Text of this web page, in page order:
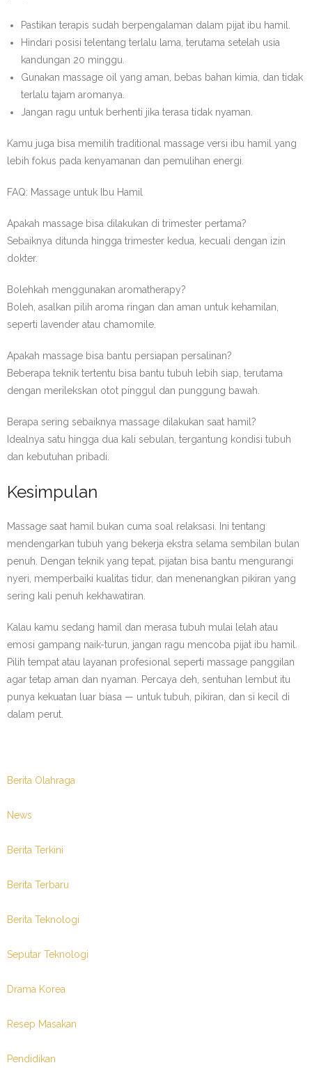
Pastikan terapis sudah berpengalaman dalam pijat ibu hamil.
Hindari posisi telentang terlalu lama, terutama setelah usia
kandungan 20 minggu.
Gunakan massage oil yang aman, bebas bahan kimia, dan tidak
terlalu tajam aromanya.
Jangan ragu untuk berhenti jika terasa tidak nyaman.
Kamu juga bisa memilih traditional massage versi ibu hamil yang
lebih fokus pada kenyamanan dan pemulihan energi.
FAQ: Massage untuk Ibu Hamil
Apakah massage bisa dilakukan di trimester pertama?
Sebaiknya ditunda hingga trimester kedua, kecuali dengan izin
dokter.
Bolehkah menggunakan aromatherapy?
Boleh, asalkan pilih aroma ringan dan aman untuk kehamilan,
seperti lavender atau chamomile.
Apakah massage bisa bantu persiapan persalinan?
Beberapa teknik tertentu bisa bantu tubuh lebih siap, terutama
dengan merilekskan otot pinggul dan punggung bawah.
Berapa sering sebaiknya massage dilakukan saat hamil?
Idealnya satu hingga dua kali sebulan, tergantung kondisi tubuh
dan kebutuhan pribadi.
Kesimpulan
Massage saat hamil bukan cuma soal relaksasi. Ini tentang
mendengarkan tubuh yang bekerja ekstra selama sembilan bulan
penuh. Dengan teknik yang tepat, pijatan bisa bantu mengurangi
nyeri, memperbaiki kualitas tidur, dan menenangkan pikiran yang
sering kali penuh kekhawatiran.
Kalau kamu sedang hamil dan merasa tubuh mulai lelah atau
emosi gampang naik-turun, jangan ragu mencoba pijat ibu hamil.
Pilih tempat atau layanan profesional seperti massage panggilan
agar tetap aman dan nyaman. Percaya deh, sentuhan lembut itu
punya kekuatan luar biasa — untuk tubuh, pikiran, dan si kecil di
dalam perut.
Berita Olahraga
News
Berita Terkini
Berita Terbaru
Berita Teknologi
Seputar Teknologi
Drama Korea
Resep Masakan
Pendidikan